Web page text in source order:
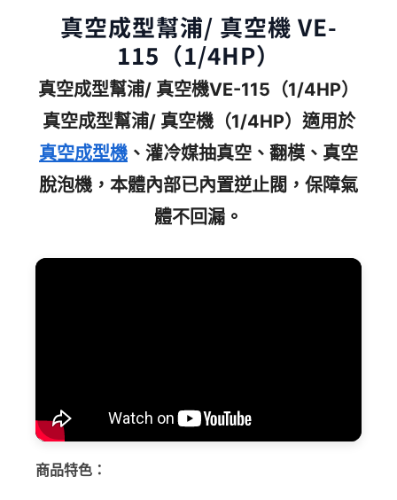
真空成型幫浦/ 真空機 VE-
115（1/4HP）
真空成型幫浦/ 真空機VE-115（1/4HP）
真空成型幫浦/ 真空機（1/4HP）適用於
真空成型機 、灌冷媒抽真空、翻模、真空
脫泡機，本體內部已內置逆止閥，保障氣
體不回漏。
商品特色：